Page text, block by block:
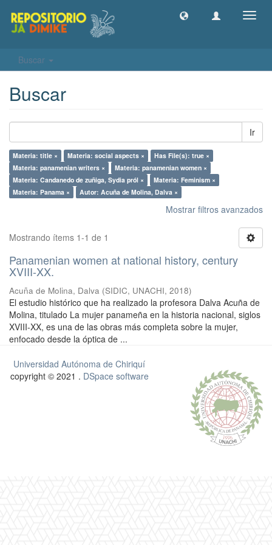
Buscar
Buscar
Ir
Materia: title × Materia: social aspects ×
Has File(s): true ×
Materia: panamenian writers ×
Materia: panamenian women ×
Materia: Candanedo de zuñiga, Sydia pról ×
Materia: Feminism ×
Materia: Panama ×
Autor: Acuña de Molina, Dalva ×
Mostrar filtros avanzados
Mostrando ítems 1-1 de 1
Panamenian women at national history, century
XVIII-XX.
Acuña de Molina, Dalva (SIDIC, UNACHI, 2018)
El estudio histórico que ha realizado la profesora Dalva Acuña de
Molina, titulado La mujer panameña en la historia nacional, siglos
XVIII-XX, es una de las obras más completa sobre la mujer,
enfocado desde la óptica de ...
Universidad Autónoma de Chiriquí
copyright © 2021 . DSpace software